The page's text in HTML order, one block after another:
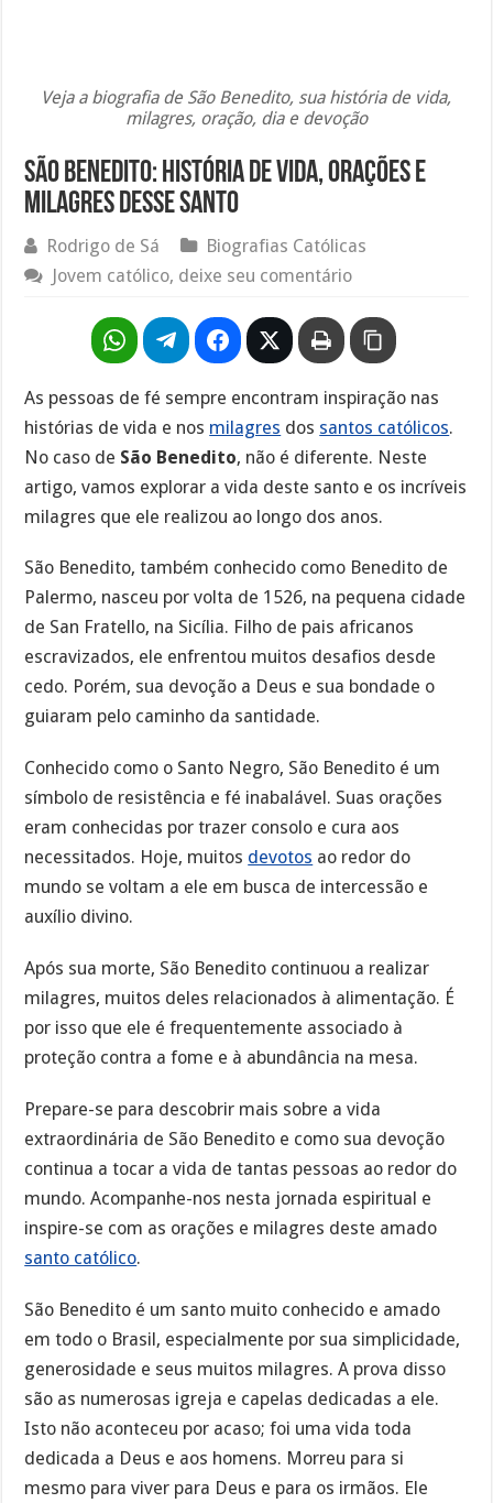
Veja a biografia de São Benedito, sua história de vida,
milagres, oração, dia e devoção
São Benedito: História de Vida, Orações e
Milagres desse santo
Rodrigo de Sá
Biografias Católicas
Jovem católico, deixe seu comentário
As pessoas de fé sempre encontram inspiração nas
histórias de vida e nos milagres dos santos católicos.
No caso de São Benedito, não é diferente. Neste
artigo, vamos explorar a vida deste santo e os incríveis
milagres que ele realizou ao longo dos anos.
São Benedito, também conhecido como Benedito de
Palermo, nasceu por volta de 1526, na pequena cidade
de San Fratello, na Sicília. Filho de pais africanos
escravizados, ele enfrentou muitos desafios desde
cedo. Porém, sua devoção a Deus e sua bondade o
guiaram pelo caminho da santidade.
Conhecido como o Santo Negro, São Benedito é um
símbolo de resistência e fé inabalável. Suas orações
eram conhecidas por trazer consolo e cura aos
necessitados. Hoje, muitos devotos ao redor do
mundo se voltam a ele em busca de intercessão e
auxílio divino.
Após sua morte, São Benedito continuou a realizar
milagres, muitos deles relacionados à alimentação. É
por isso que ele é frequentemente associado à
proteção contra a fome e à abundância na mesa.
Prepare-se para descobrir mais sobre a vida
extraordinária de São Benedito e como sua devoção
continua a tocar a vida de tantas pessoas ao redor do
mundo. Acompanhe-nos nesta jornada espiritual e
inspire-se com as orações e milagres deste amado
santo católico.
São Benedito é um santo muito conhecido e amado
em todo o Brasil, especialmente por sua simplicidade,
generosidade e seus muitos milagres. A prova disso
são as numerosas igreja e capelas dedicadas a ele.
Isto não aconteceu por acaso; foi uma vida toda
dedicada a Deus e aos homens. Morreu para si
mesmo para viver para Deus e para os irmãos. Ele